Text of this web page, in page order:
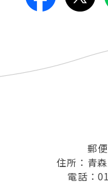
郵
住所：青
電話：